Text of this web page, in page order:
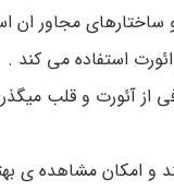
ساختارهای مجاور ان
استفاده می کند .
از آئورت و قلب
و امکان مشاهده ی